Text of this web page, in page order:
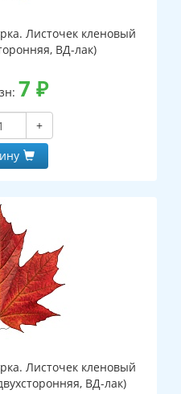
Листочек кленовый
ВД-лак)
7 ₽
+
Листочек кленовый
ВД-лак)